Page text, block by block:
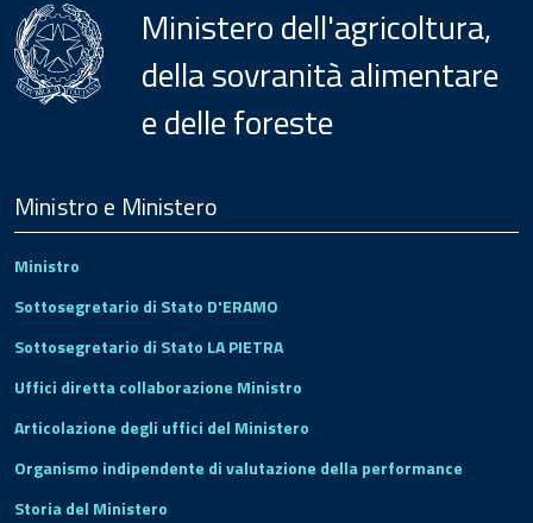
Ministero dell'agricoltura,
della sovranità alimentare
e delle foreste
Footer
Ministro e Ministero
Ministro
Sottosegretario di Stato D'ERAMO
Sottosegretario di Stato LA PIETRA
Uffici diretta collaborazione Ministro
Articolazione degli uffici del Ministero
Organismo indipendente di valutazione della performance
Storia del Ministero